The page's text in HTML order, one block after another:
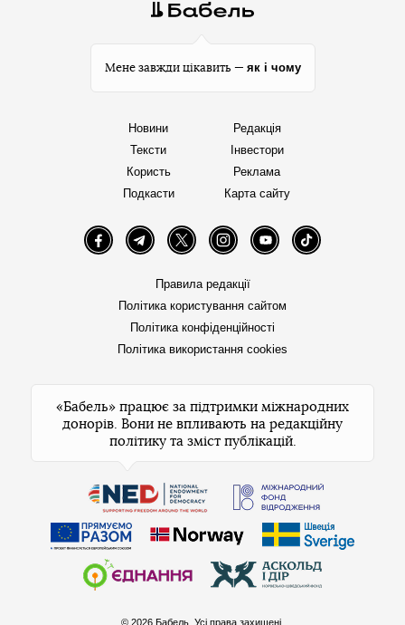
Мене завжди цікавить — як і чому
Новини
Тексти
Користь
Подкасти
Редакція
Інвестори
Реклама
Карта сайту
FacebookTelegramTwitter InstagramYouTube TikTok
Правила редакції
Політика користування сайтом
Політика конфіденційності
Політика використання cookies
«Бабель» працює за підтримки міжнародних
донорів. Вони не впливають на редакційну
політику та зміст публікацій.
© 2026 Бабель. Усі права захищені.